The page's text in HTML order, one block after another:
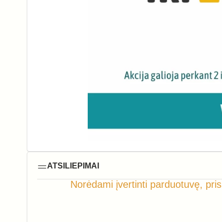
ATSILIEPIMAI
Norėdami įvertinti parduotuvę,